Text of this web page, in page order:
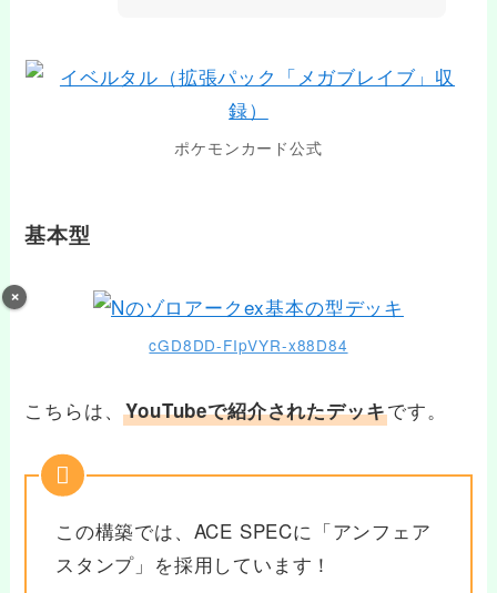
ポケモンカード公式
基本型
cGD8DD-FIpVYR-x88D84
こちらは、YouTubeで紹介されたデッキです。
この構築では、ACE SPECに「アンフェア
スタンプ」を採用しています！